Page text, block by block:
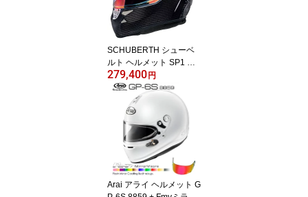
SCHUBERTH シューベ
ルト ヘルメット SP1 CA
RBON FIA 8859-2015 S
NELL SA2020 カーボン
ヘルメット シューベルス
279,400 円
Arai アライ ヘルメット G